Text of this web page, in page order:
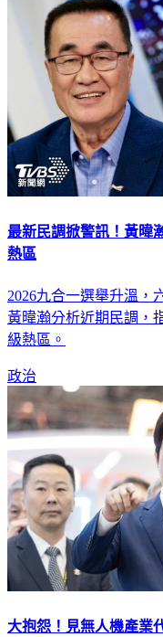
最新民調掀警訊！黃暐
熱區
2026九合一選舉升溫，
黃暐瀚分析近期民調，
級熱區。
政治
大抱怨！見無人機產業